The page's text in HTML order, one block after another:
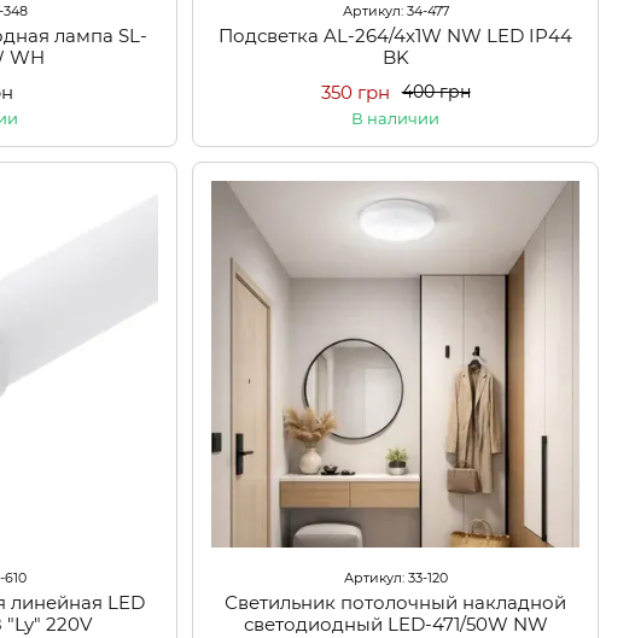
348
лампа SL-
WH
Артикул: 34-477
Подсветка AL-264/4х1W NW LED IP44
BK
400 грн
350 грн
В наличии
610
линейная LED
"Ly" 220V
Артикул: 33-120
Светильник потолочный накладной
светодиодный LED-471/50W NW